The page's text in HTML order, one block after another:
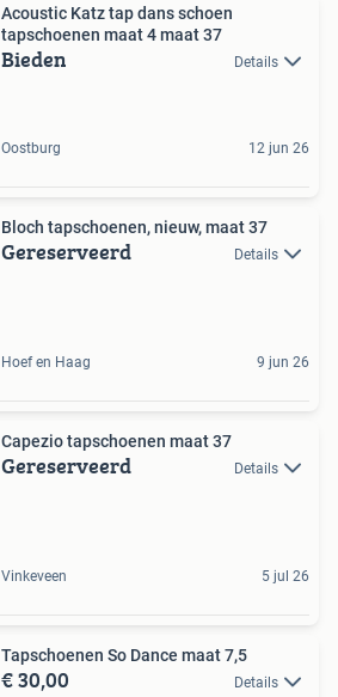
Acoustic Katz tap dans schoen
tapschoenen maat 4 maat 37
Bieden Details
Oostburg 12 jun 26
Bloch tapschoenen, nieuw, maat 37
Gereserveerd Details
Hoef en Haag 9 jun 26
Capezio tapschoenen maat 37
Gereserveerd Details
Vinkeveen 5 jul 26
Tapschoenen So Dance maat 7,5
€ 30,00 Details